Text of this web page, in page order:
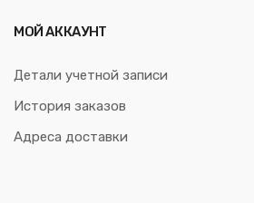
МОЙ АККАУНТ
Детали учетной записи
История заказов
Адреса доставки